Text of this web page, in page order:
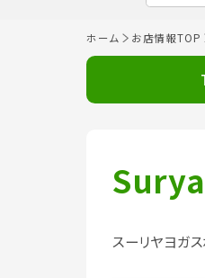
ホーム お店情報TOP
スーリヤヨガス